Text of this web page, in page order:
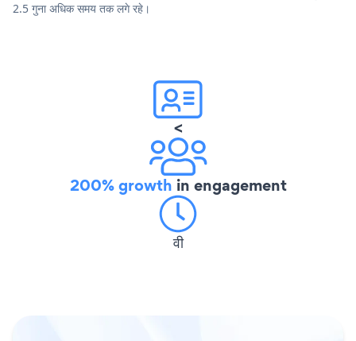
2.5 गुना अधिक समय तक लगे रहे।
<
200% growth in engagement
वी